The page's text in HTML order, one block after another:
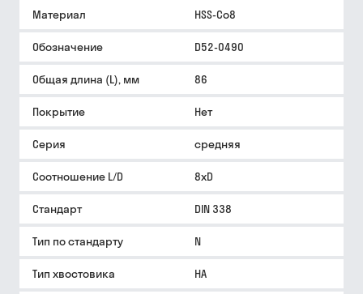
Материал HSS-Co8
Обозначение D52-0490
Общая длина (L), мм 86
Покрытие Нет
Серия средняя
Соотношение L/D 8xD
Стандарт DIN 338
Тип по стандарту N
Тип хвостовика HA